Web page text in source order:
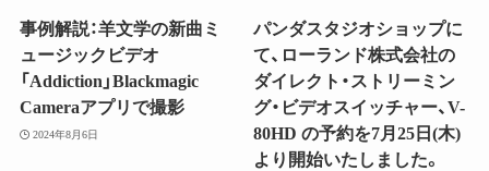
事例解説：羊文学の新曲ミ
ュージックビデオ
「Addiction」Blackmagic
Cameraアプリで撮影
2024年8月6日
パンダスタジオショップに
て、ローランド株式会社の
ダイレクト・ストリーミン
グ・ビデオスイッチャー、V-
80HD の予約を7月25日(木)
より開始いたしました。